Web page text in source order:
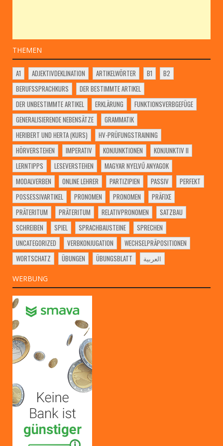
THEMEN
A1 ADJEKTIVDEKLINATION ARTIKELWÖRTER B1
B2
BERUFSSPRACHKURS
DER BESTIMMTE ARTIKEL
DER UNBESTIMMTE ARTIKEL
ERKLÄRUNG
FUNKTIONSVERBGEFÜGE
GENERALISIERENDE NEBENSÄTZE
GRAMMATIK
HERIBERT UND HERTA (KURS)
HV-PRÜFUNGSTRAINING
HÖRVERSTEHEN
IMPERATIV KONJUNKTIONEN
KONJUNKTIV II
LERNTIPPS
LESEVERSTEHEN
MAGYAR NYELVŰ ANYAGOK
MODALVERBEN
ONLINE LEHRER PARTIZIPIEN PASSIV
PERFEKT
POSSESSIVARTIKEL
PRONOMEN PRONOMEN
PRÄFIXE
PRÄTERITUM
PRÄTERITUM RELATIVPRONOMEN
SATZBAU
SCHREIBEN
SPIEL SPRACHBAUSTEINE
SPRECHEN
UNCATEGORIZED
VERBKONJUGATION
WECHSELPRÄPOSITIONEN
WORTSCHATZ
ÜBUNGEN ÜBUNGSBLATT العربية
WERBUNG